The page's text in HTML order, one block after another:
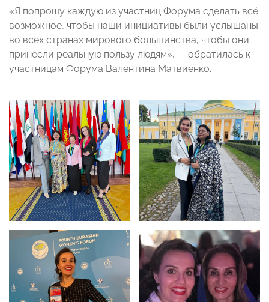
«Я попрошу каждую из участниц Форума сделать всё
возможное, чтобы наши инициативы были услышаны
во всех странах мирового большинства, чтобы они
принесли реальную пользу людям», — обратилась к
участницам Форума Валентина Матвиенко.